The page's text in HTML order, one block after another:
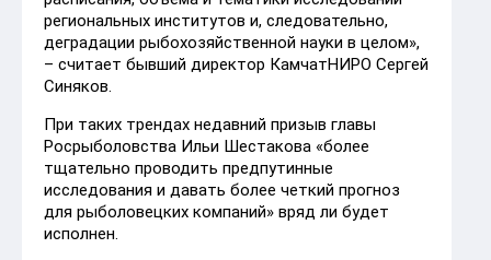
региональных институтов и, следовательно,
деградации рыбохозяйственной науки в целом»,
– считает бывший директор КамчатНИРО Сергей
Синяков.
При таких трендах недавний призыв главы
Росрыболовства Ильи Шестакова «более
тщательно проводить предпутинные
исследования и давать более четкий прогноз
для рыболовецких компаний» вряд ли будет
исполнен.